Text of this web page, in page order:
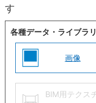
す
各種データ・ライブラ
画像
BIM用テクス